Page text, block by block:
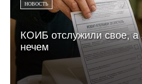
НОВОСТЬ
КОИБ отслужили свое, а
нечем